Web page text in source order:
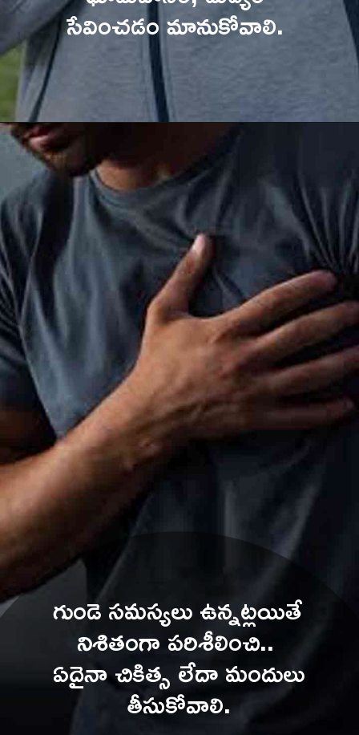
సేవించడం మానుకోవాలి.
గుండె సమస్యలు ఉన్నట్లయితే
నిశితంగా పరిశీలించి..
ఏదైనా చికిత్స లేదా మందులు
తీసుకోవాలి.